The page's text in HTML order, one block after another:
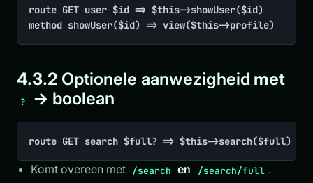
route GET user $id => $this->showUser($id)
method showUser($id) => view($this->profile)
4.3.2 Optionele aanwezigheid met
? → boolean
route GET search $full? => $this->search($full)
Komt overeen met /search en /search/full .